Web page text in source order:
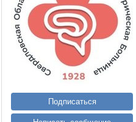
Подписаться